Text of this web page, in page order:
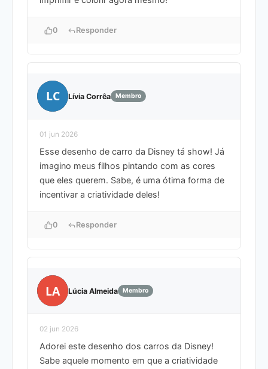
0 Responder
LC Lívia Corrêa Membro
01 jun 2026
Esse desenho de carro da Disney tá show! Já
imagino meus filhos pintando com as cores
que eles querem. Sabe, é uma ótima forma de
incentivar a criatividade deles!
0 Responder
LA Lúcia Almeida Membro
02 jun 2026
Adorei este desenho dos carros da Disney!
Sabe aquele momento em que a criatividade